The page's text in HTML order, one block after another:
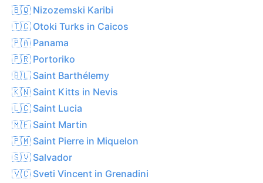
🇧🇶 Nizozemski Karibi
🇹🇨 Otoki Turks in Caicos
🇵🇦 Panama
🇵🇷 Portoriko
🇧🇱 Saint Barthélemy
🇰🇳 Saint Kitts in Nevis
🇱🇨 Saint Lucia
🇲🇫 Saint Martin
🇵🇲 Saint Pierre in Miquelon
🇸🇻 Salvador
🇻🇨 Sveti Vincent in Grenadini